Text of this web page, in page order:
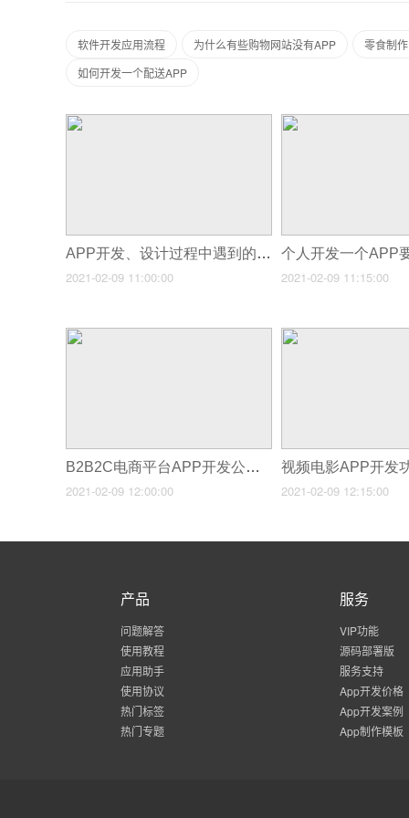
软件开发应用流程 为什么有些购物网站没有APP
零食制
如何开发一个配送APP
APP开发、设计过程中遇到的问题及解决方法
2021-02-09 11:00:00
个人开发一个APP
2021-02-09 11:15:00
B2B2C电商平台APP开发公司有哪些
2021-02-09 12:00:00 2021-02-09 12:15:00
产品
问题解答
使用教程
应用助手
使用协议
热门标签
热门专题
服务
VIP功能
源码部署版
服务支持
App开发价格
App开发案例
App制作模板